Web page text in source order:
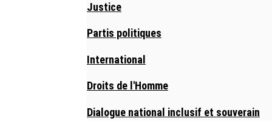
Justice
Partis politiques
International
Droits de l'Homme
Dialogue national inclusif et souverain